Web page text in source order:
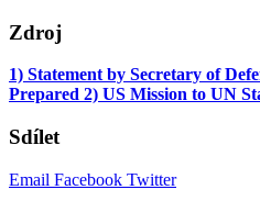
Zdroj
1) Statement by Secretary of
Prepared 2) US Mission to UN
Sdílet
Email Facebook Twitter